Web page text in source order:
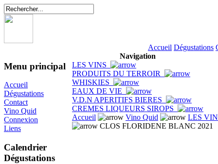
Accueil Dégustations
Menu principal
Accueil
Dégustations
Contact
Vino Quid
Connexion
Liens
Calendrier
Dégustations
Navigation
LES VINS
PRODUITS DU TERROIR
WHISKIES
EAUX DE VIE
V.D.N APERITIFS BIERES
CREMES LIQUEURS SIROPS
Accueil
Vino Quid
LES
CLOS FLORIDENE BLANC 2021